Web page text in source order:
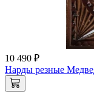
10 490 ₽
Нарды резные